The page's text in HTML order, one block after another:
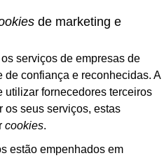
de marketing e
serviços de empresas de
confiança e reconhecidas. A
utilizar fornecedores terceiros
os seus serviços, estas
cookies.
estão empenhados em